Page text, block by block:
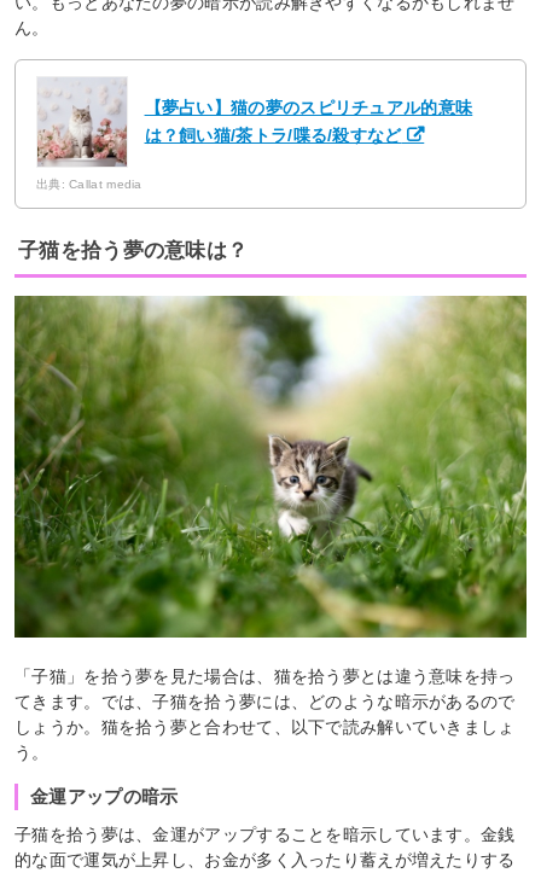
ん。
【夢占い】猫の夢のスピリチュアル的意味
は？飼い猫/茶トラ/喋る/殺すなど
出典: Callat media
子猫を拾う夢の意味は？
「子猫」を拾う夢を見た場合は、猫を拾う夢とは違う意味を持っ
てきます。では、子猫を拾う夢には、どのような暗示があるので
しょうか。猫を拾う夢と合わせて、以下で読み解いていきましょ
う。
金運アップの暗示
子猫を拾う夢は、金運がアップすることを暗示しています。金銭
的な面で運気が上昇し、お金が多く入ったり蓄えが増えたりする